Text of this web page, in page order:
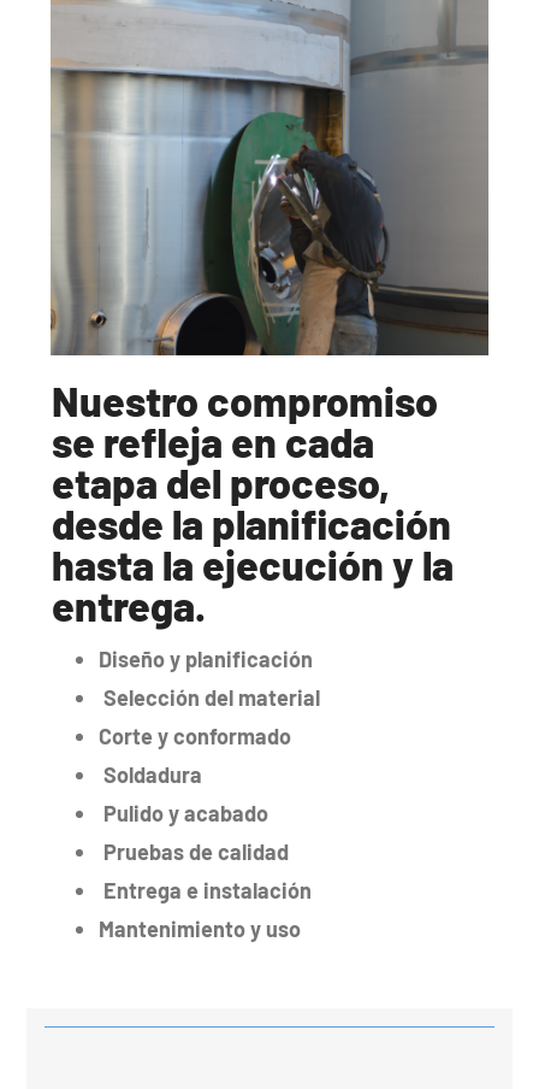
Nuestro compromiso
se refleja en cada
etapa del proceso,
desde la planificación
hasta la ejecución y la
entrega.
Diseño y planificación
Selección del material
Corte y conformado
Soldadura
Pulido y acabado
Pruebas de calidad
Entrega e instalación
Mantenimiento y uso